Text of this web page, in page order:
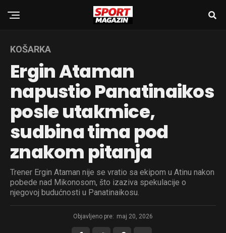
KOŠARKA
Ergin Ataman
napustio Panatinaikos
posle utakmice,
sudbina tima pod
znakom pitanja
Trener Ergin Ataman nije se vratio sa ekipom u Atinu nakon
pobede nad Mikonosom, što izaziva spekulacije o
njegovoj budućnosti u Panatinaikosu.
Objavljeno pre: maj 20, 2026